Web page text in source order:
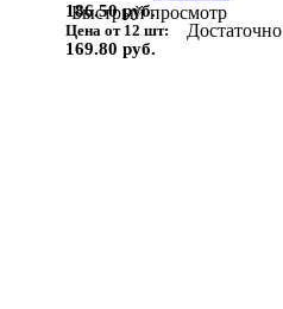
Быстрый просмотр
186.50 руб.
Цена от 12 шт:
169.80 руб.
Достаточно